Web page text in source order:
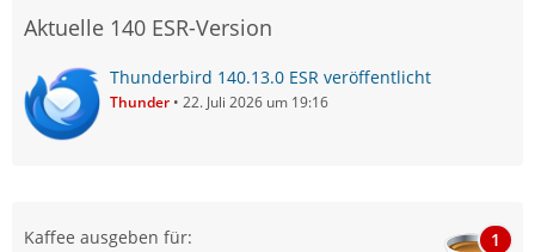
Aktuelle 140 ESR-Version
Thunderbird 140.13.0 ESR veröffentlicht
Thunder 22. Juli 2026 um 19:16
Kaffee ausgeben für: 1